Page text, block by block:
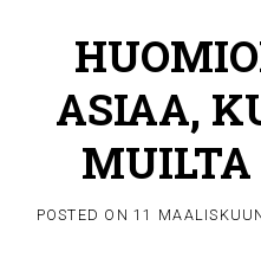
ASIAA,
MUILTA
POSTED ON11